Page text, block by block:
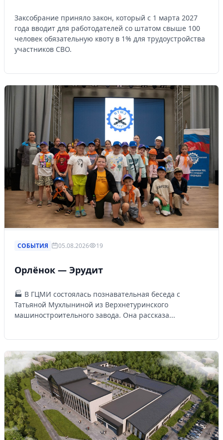
Заксобрание приняло закон, который с 1 марта 2027
года вводит для работодателей со штатом свыше 100
человек обязательную квоту в 1% для трудоустройства
участников СВО.
СОБЫТИЯ 05.08.2026 19
Орлёнок — Эрудит
🏭 В ГЦМИ состоялась познавательная беседа с
Татьяной Мухлыниной из Верхнетуринского
машиностроительного завода. Она рассказа...